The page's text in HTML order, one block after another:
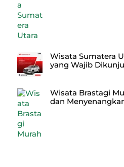
Wisata Sumatera
yang Wajib
Wisata Brastagi
dan